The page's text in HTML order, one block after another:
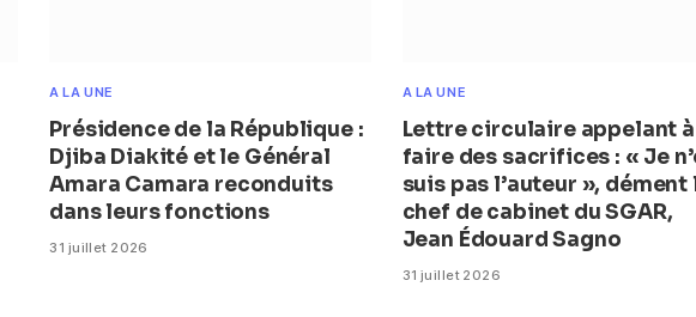
A LA UNE
Présidence de la République :
Djiba Diakité et le Général
Amara Camara reconduits
dans leurs fonctions
31 juillet 2026
A LA UNE
Lettre circulaire appelant à
faire des sacrifices : « Je
suis pas l’auteur », dément
chef de cabinet du SGAR,
Jean Édouard Sagno
31 juillet 2026